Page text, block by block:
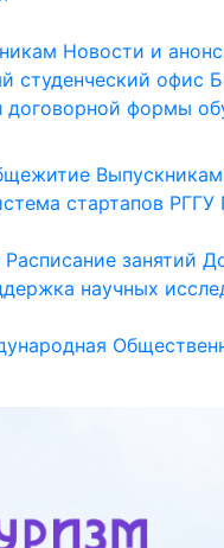
Новости и
студенческий офис
договорной формы
Выпускникам
стартапов РГГУ
Расписание занятий
научных